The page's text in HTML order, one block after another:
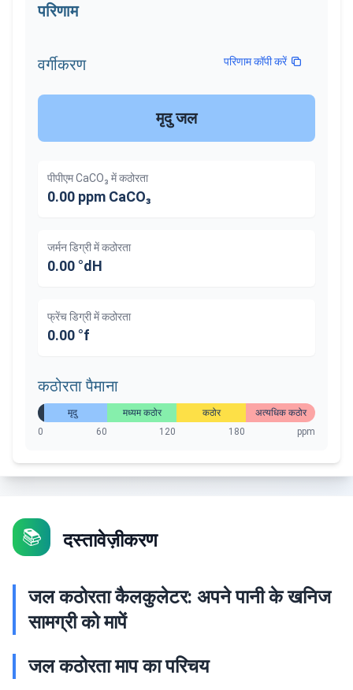
परिणाम
वर्गीकरण परिणाम कॉपी करें
मृदु जल
पीपीएम CaCO₃ में कठोरता
0.00 ppm CaCO₃
जर्मन डिग्री में कठोरता
0.00°dH
फ्रेंच डिग्री में कठोरता
0.00°f
कठोरता पैमाना
मृदु मध्यम कठोर कठोर
अत्यधिक कठोर
0
60 120 180 ppm
📚 दस्तावेज़ीकरण
जल कठोरता कैलकुलेटर: अपने पानी के खनिज
सामग्री को मापें
जल कठोरता माप का परिचय